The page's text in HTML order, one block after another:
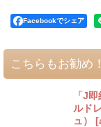
Facebookでシェア
こちらもお勧め！
「J
ルド
ュ）
[